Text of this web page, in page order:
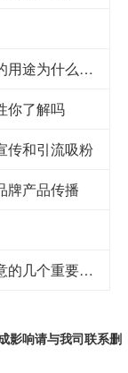
荆州不干胶标贴制作-不干胶标签印刷的用途为什么这么广泛
你了解吗
传和引流吸粉
牌产品传播
包装盒印刷制作-孝感包装盒设计要注意的几个重要因素
影响请与我司联系删